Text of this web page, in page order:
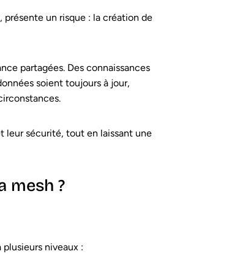
présente un risque : la création de
partagées. Des connaissances
soient toujours à jour,
leur sécurité, tout en laissant une
mesh ?
niveaux :